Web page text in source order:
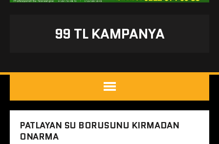
99 TL KAMPANYA
PATLAYAN SU BORUSUNU KIRMADAN
ONARMA